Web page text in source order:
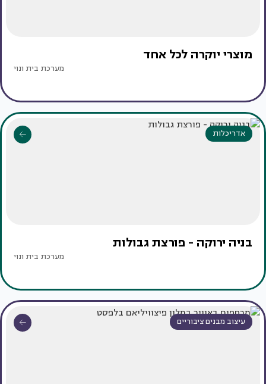
מוצרי יוקרה לכל אחד
מערכת בית ונוי
אדריכלות
בניה ירוקה - פורצת גבולות
מערכת בית ונוי
עיצוב מבנים ציבוריים